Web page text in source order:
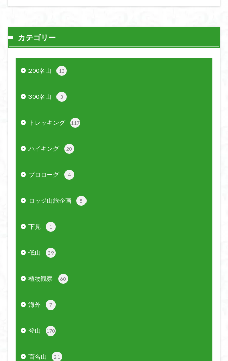
カテゴリー
200名山 13
300名山 3
トレッキング 117
ハイキング 20
プロローグ 4
ロッジ山旅企画 5
下見 1
低山 39
植物観察 60
海外 7
登山 170
百名山 21